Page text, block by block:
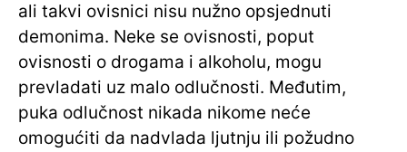
ali takvi ovisnici nisu nužno opsjednuti
demonima. Neke se ovisnosti, poput
ovisnosti o drogama i alkoholu, mogu
prevladati uz malo odlučnosti. Međutim,
puka odlučnost nikada nikome neće
omogućiti da nadvlada ljutnju ili požudno